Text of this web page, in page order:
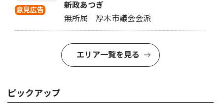
意見広告
新政あつぎ
無所属 厚木市議会会派
エリア一覧を見る
ピックアップ